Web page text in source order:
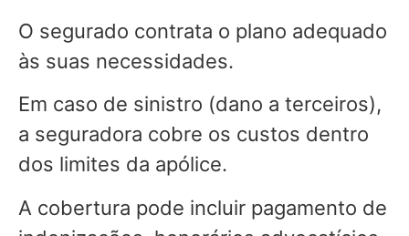
O segurado contrata o plano adequado
às suas necessidades.
Em caso de sinistro (dano a terceiros),
a seguradora cobre os custos dentro
dos limites da apólice.
A cobertura pode incluir pagamento de